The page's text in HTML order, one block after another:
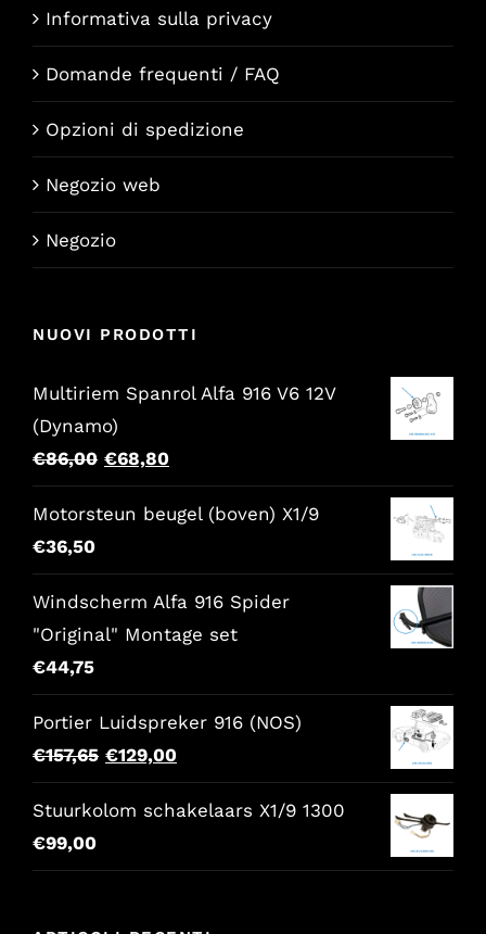
Informativa sulla privacy
Domande frequenti / FAQ
Opzioni di spedizione
Negozio web
Negozio
NUOVI PRODOTTI
Multiriem Spanrol Alfa 916 V6 12V
(Dynamo)
€86,00 Il
prezzo
originale
€68,80Il
prezzo
attuale
Motorsteun beugel (boven) X1/9
€36,50
Windscherm Alfa 916 Spider
"Original" Montage set
€44,75
Portier Luidspreker 916 (NOS)
€157,65 Il
prezzo
originale
€129,00Il
prezzo
attuale
Stuurkolom schakelaars X1/9 1300
€99,00